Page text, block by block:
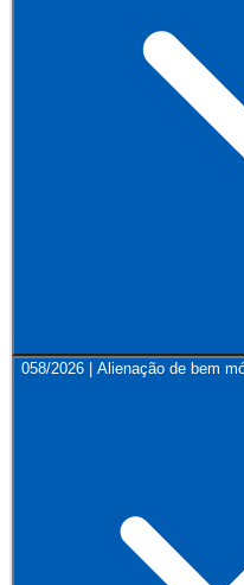
058/2026 | Alienação de bem